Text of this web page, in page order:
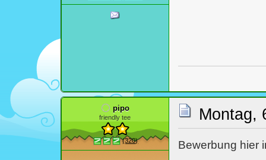
pipo
friendly tee
(320)
Montag,
Bewerbung hier